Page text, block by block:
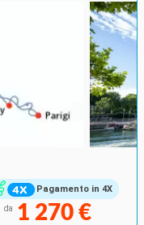
Pagamento in 4X
da 1 270 €